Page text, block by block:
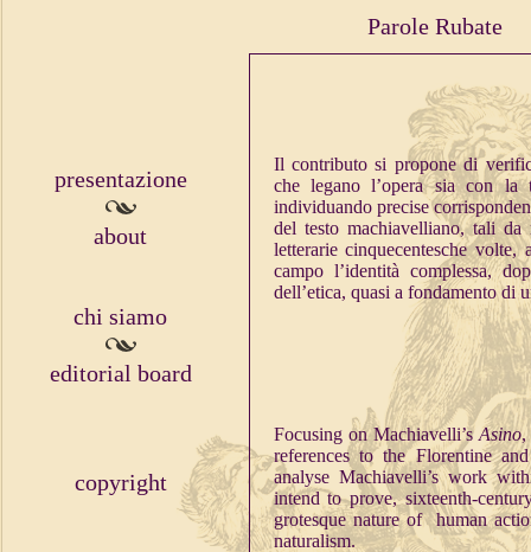
Parole Rubate
presentazione
about
chi siamo
editorial board
copyright
Il contributo si propone di
che legano l’opera sia con la
individuando precise
del testo machiavelliano, tali
letterarie cinquecentesche
campo l’identità complessa,
dell’etica, quasi a fondamento di
Focusing on Machiavelli’sAsino,
references to the Florentine
analyse Machiavelli’s work
intend to prove, sixteenth-
grotesque nature of human
naturalism.